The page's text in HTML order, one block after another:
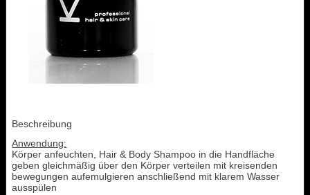
Beschreibung
Anwendung:
Körper anfeuchten, Hair & Body Shampoo in die Handfläche
geben gleichmäßig über den Körper verteilen mit kreisenden
bewegungen aufemulgieren anschließend mit klarem Wasser
ausspülen